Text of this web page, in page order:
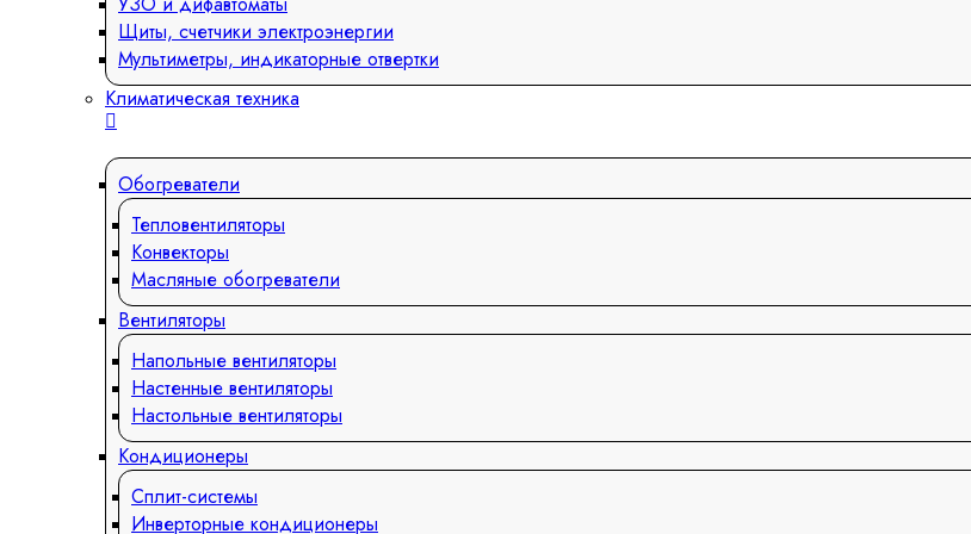
Щиты, счетчики электроэнергии
Мультиметры, индикаторные отвертки
Климатическая техника
Обогреватели
Тепловентиляторы
Конвекторы
Масляные обогреватели
Вентиляторы
Напольные вентиляторы
Настенные вентиляторы
Настольные вентиляторы
Кондиционеры
Сплит-системы
Инверторные кондиционеры